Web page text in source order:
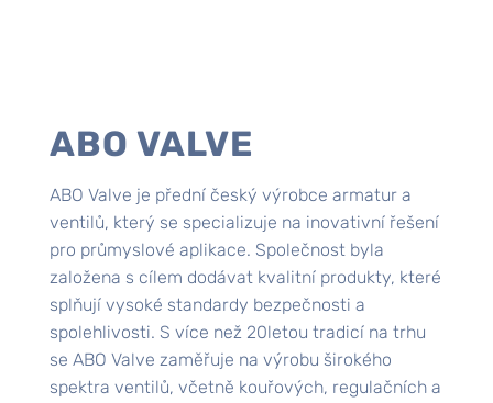
ABO VALVE
ABO Valve je přední český výrobce armatur a
ventilů, který se specializuje na inovativní řešení
pro průmyslové aplikace. Společnost byla
založena s cílem dodávat kvalitní produkty, které
splňují vysoké standardy bezpečnosti a
spolehlivosti. S více než 20letou tradicí na trhu
se ABO Valve zaměřuje na výrobu širokého
spektra ventilů, včetně kouřových, regulačních a